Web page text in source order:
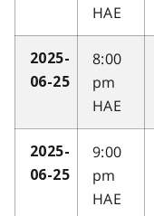
HAE
2025-
06-25
8:00
pm
HAE
2025-
06-25
9:00
pm
HAE